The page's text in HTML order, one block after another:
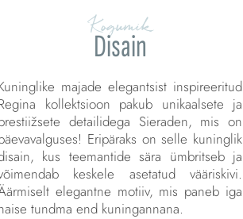
Kogumik
Disain
majade elegantsist inspireeritud
kollektsioon pakub unikaalsete ja
detailidega Sieraden, mis on
Eripäraks on selle kuninglik
kus teemantide sära ümbritseb ja
keskele asetatud vääriskivi.
elegantne motiiv, mis paneb iga
tundma end kuningannana.